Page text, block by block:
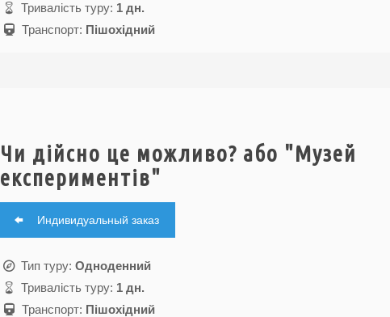
Тривалість туру: 1 дн.
Транспорт: Пішохідний
Чи дійсно це можливо? або "Музей
експериментів"
Индивидуальный заказ
Тип туру: Одноденний
Тривалість туру: 1 дн.
Транспорт: Пішохідний